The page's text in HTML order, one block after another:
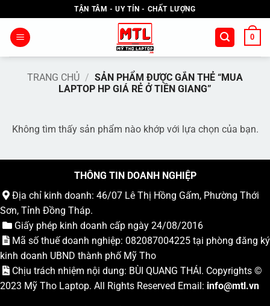
qua
nội
TẬN TÂM - UY TÍN - CHẤT LƯỢNG
0
TRANG CHỦ / SẢN PHẨM ĐƯỢC GẮN THẺ “MUA
LAPTOP HP GIÁ RẺ Ở TIỀN GIANG”
Không tìm thấy sản phẩm nào khớp với lựa chọn của bạn.
THÔNG TIN DOANH NGHIỆP
Địa chỉ kinh doanh: 46/07 Lê Thị Hồng Gấm, Phường Thới
Sơn, Tỉnh Đồng Tháp.
Giấy phép kinh doanh cấp ngày 24/08/2016
Mã số thuế doanh nghiệp: 082087004225 tại phòng đăng ký
kinh doanh UBND thành phố Mỹ Tho
Chịu trách nhiệm nội dung: BÙI QUANG THÁI. Copyrights ©
2023 Mỹ Tho Laptop. All Rights Reserved Email: info@mtl.vn